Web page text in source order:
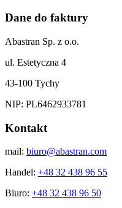
Dane do faktury
Abastran Sp. z o.o.
ul. Estetyczna 4
43-100 Tychy
NIP: PL6462933781
Kontakt
mail: biuro@abastran.com
Handel: +48 32 438 96 55
Biuro: +48 32 438 96 50